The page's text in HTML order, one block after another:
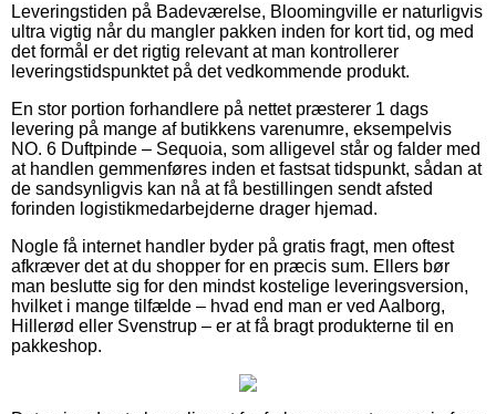
Leveringstiden på Badeværelse, Bloomingville er naturligvis
ultra vigtig når du mangler pakken inden for kort tid, og med
det formål er det rigtig relevant at man kontrollerer
leveringstidspunktet på det vedkommende produkt.
En stor portion forhandlere på nettet præsterer 1 dags
levering på mange af butikkens varenumre, eksempelvis
NO. 6 Duftpinde – Sequoia, som alligevel står og falder med
at handlen gemmenføres inden et fastsat tidspunkt, sådan at
de sandsynligvis kan nå at få bestillingen sendt afsted
forinden logistikmedarbejderne drager hjemad.
Nogle få internet handler byder på gratis fragt, men oftest
afkræver det at du shopper for en præcis sum. Ellers bør
man beslutte sig for den mindst kostelige leveringsversion,
hvilket i mange tilfælde – hvad end man er ved Aalborg,
Hillerød eller Svenstrup – er at få bragt produkterne til en
pakkeshop.